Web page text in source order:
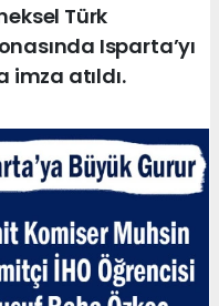
Türk
Isparta’yı
imza atıldı.